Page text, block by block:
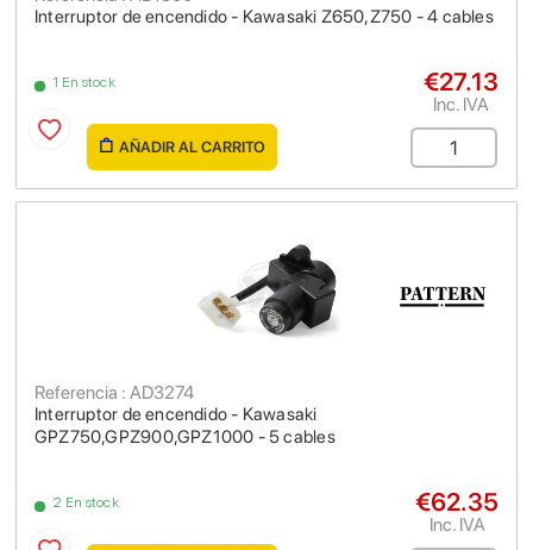
Interruptor de encendido - Kawasaki Z650,Z750 - 4 cables
1 En stock €27.13
Inc. IVA
AÑADIR AL CARRITO
Interruptor de encendido - Kawasaki
GPZ750,GPZ900,GPZ1000 - 5 cables
Referencia : AD3274
2 En stock €62.35
Inc. IVA